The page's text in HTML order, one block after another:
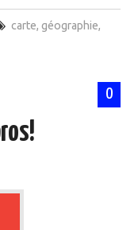
carte, géographie,
0